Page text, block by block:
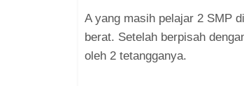
A yang masih pelajar 2 SMP
berat. Setelah berpisah
oleh 2 tetangganya.